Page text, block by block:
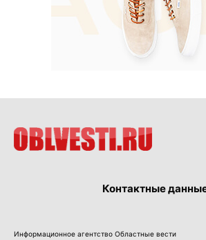
Контактные
Информационное агентство Областные вести